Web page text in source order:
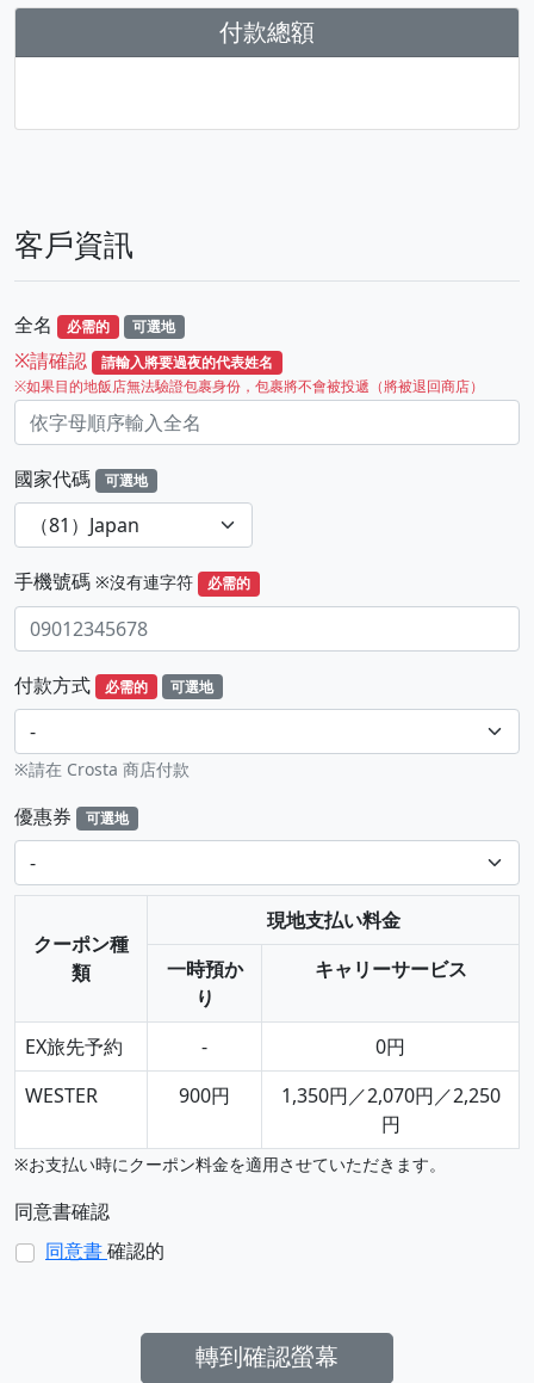
付款總額
客戶資訊
全名 必需的 可選地
※請確認
請輸入將要過夜的代表姓名
※如果目的地飯店無法驗證包裹身份，包裹將不會被投遞（將被退回商店）
國家代碼 可選地
手機號碼 ※沒有連字符 必需的
付款方式 必需的 可選地
※請在 Crosta 商店付款
優惠券 可選地
クーポン種
類
現地支払い料金
一時預か
り
キャリーサービス
EX旅先予約 -
0円
WESTER
900円
1,350円／2,070円／2,250
円
※お支払い時にクーポン料金を適用させていただきます。
同意書確認
同意書確認的
轉到確認螢幕